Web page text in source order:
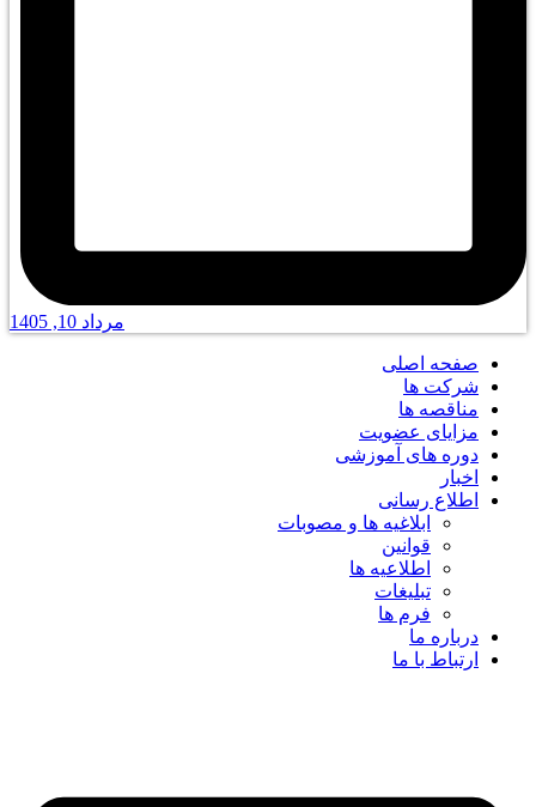
مرداد 10, 1405
صفحه اصلی
شرکت ها
مناقصه ها
مزایای عضویت
دوره های آموزشی
اخبار
اطلاع رسانی
ابلاغیه ها و مصوبات
قوانین
اطلاعیه ها
تبلیغات
فرم ها
درباره ما
ارتباط با ما